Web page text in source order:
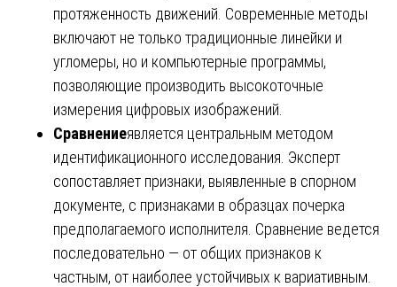
протяженность движений. Современные методы
включают не только традиционные линейки и
угломеры, но и компьютерные программы,
позволяющие производить высокоточные
измерения цифровых изображений.
Сравнениеявляется центральным методом
идентификационного исследования. Эксперт
сопоставляет признаки, выявленные в спорном
документе, с признаками в образцах почерка
предполагаемого исполнителя. Сравнение ведется
последовательно — от общих признаков к
частным, от наиболее устойчивых к вариативным.